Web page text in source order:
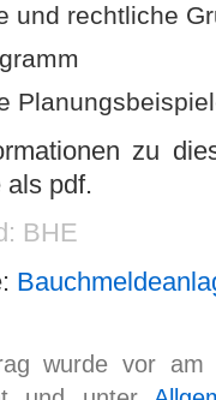
und rechtliche
zu
als pdf.
BHE
wurde vor